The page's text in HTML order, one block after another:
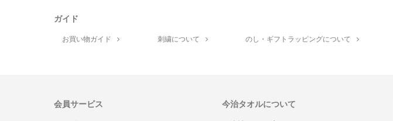
ガイド
お買い物ガイド 刺繍について のし・ギフトラッピングについて
会員サービス 今治タオルについて